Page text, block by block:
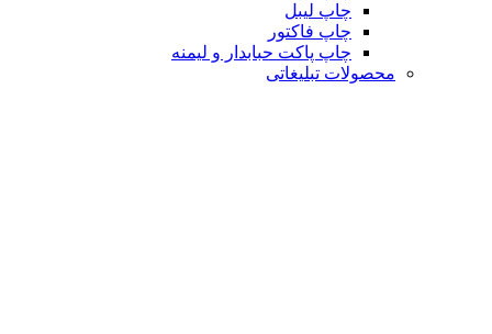
چاپ لیبل
چاپ فاکتور
چاپ پاکت حبابدار و لیمنه
محصولات تبلیغاتی